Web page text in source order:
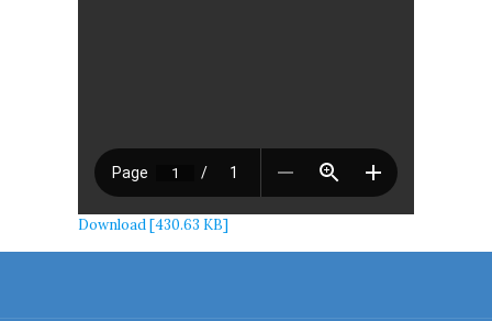
Download [430.63 KB]